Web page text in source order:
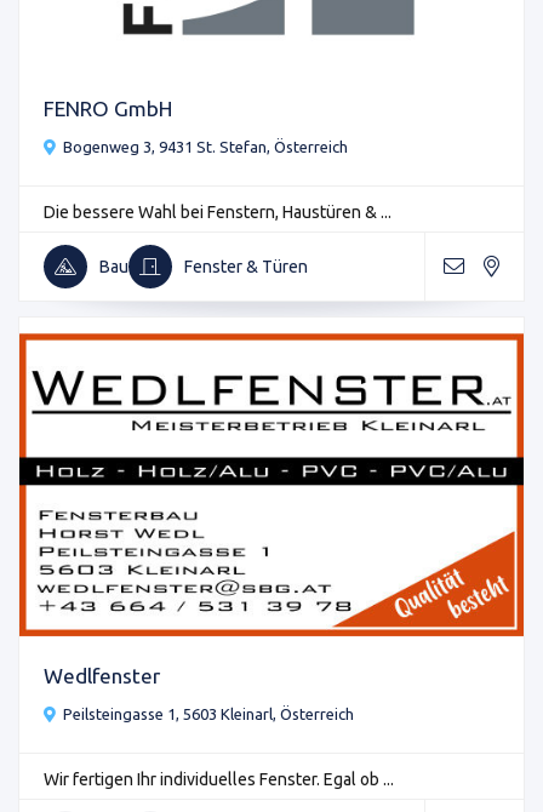
FENRO GmbH
Bogenweg 3, 9431 St. Stefan, Österreich
Die bessere Wahl bei Fenstern, Haustüren & ...
Bau Fenster & Türen
Wedlfenster
Peilsteingasse 1, 5603 Kleinarl, Österreich
Wir fertigen Ihr individuelles Fenster. Egal ob ...